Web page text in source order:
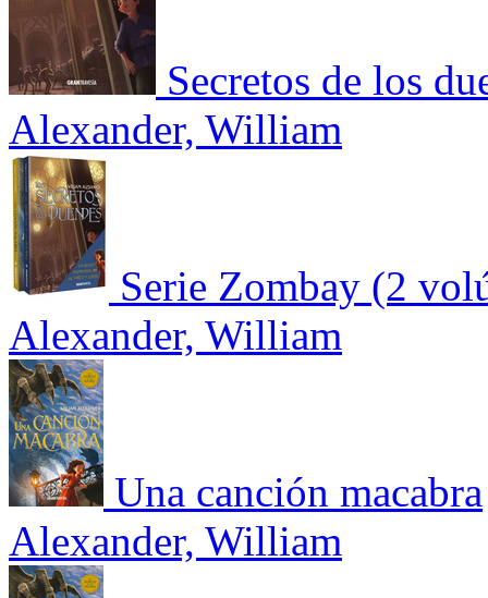
Secretos de los
Alexander, William
Serie Zombay (2
Alexander, William
Una canción macabra
Alexander, William